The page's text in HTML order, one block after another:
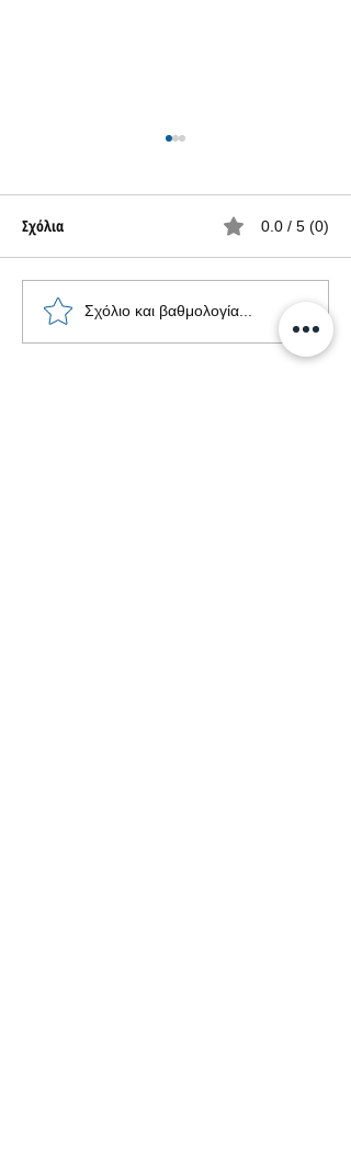
Πρεμιέρα των Realme 13 Pro
και 13 Pro+
Σχόλια 0.0 / 5 (0)
Σχόλιο και βαθμολογία...